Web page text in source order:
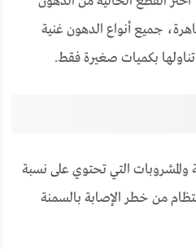
جميع أنواع الدهون غنية
بكميات صغيرة فقط.
والمشروبات التي تحتوي على نسبة
من خطر الإصابة بالسمنة